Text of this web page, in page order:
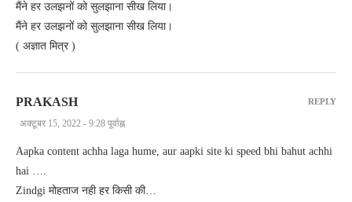
मैंने हर उलझनों को सुलझाना सीख लिया।
मैंने हर उलझनों को सुलझाना सीख लिया।
( अज्ञात मित्र )
PRAKASH
अक्टूबर 15, 2022 - 9:28 पूर्वाह्न
Aapka content achha laga hume, aur aapki site ki speed bhi bahut achhi
hai ….
Zindgi मोहताज नही हर किसी की…
REPLY